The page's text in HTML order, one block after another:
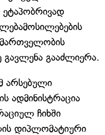
გავლენა გააძლიერა.
არსებული
ადმინისტრაცია
ჩიხში
დიპლომატიური